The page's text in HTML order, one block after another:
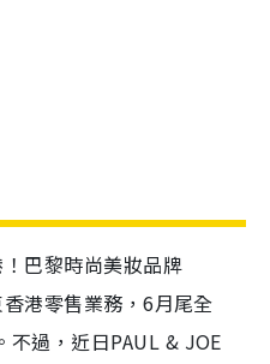
巴黎時尚美妝品牌
港零售業務，6月尾全
過，近日PAUL & JOE